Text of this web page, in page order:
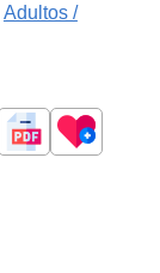
Adultos /